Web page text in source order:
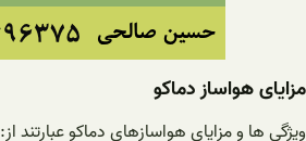
مزایای هواساز دماکو
ویژگی ها و مزایای هواسازهای دماکو عبارتند از: